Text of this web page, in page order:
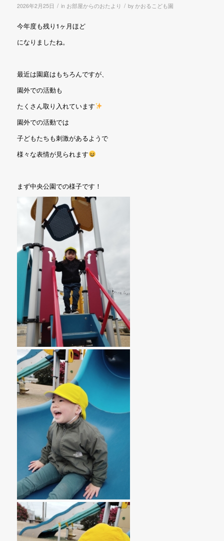
2026年2月25日 / in お部屋からのおたより / by かおるこども園
今年度も残り1ヶ月ほど
になりましたね。
最近は園庭はもちろんですが、
園外での活動も
たくさん取り入れています
園外での活動では
子どもたちも刺激があるようで
様々な表情が見られます
まず中央公園での様子です！